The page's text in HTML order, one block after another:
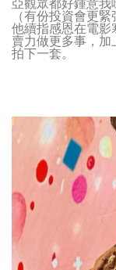
亞觀眾都好鍾意我
（有份投資會更
他續指感恩在電影
賣力做更多事，
拍下一套。